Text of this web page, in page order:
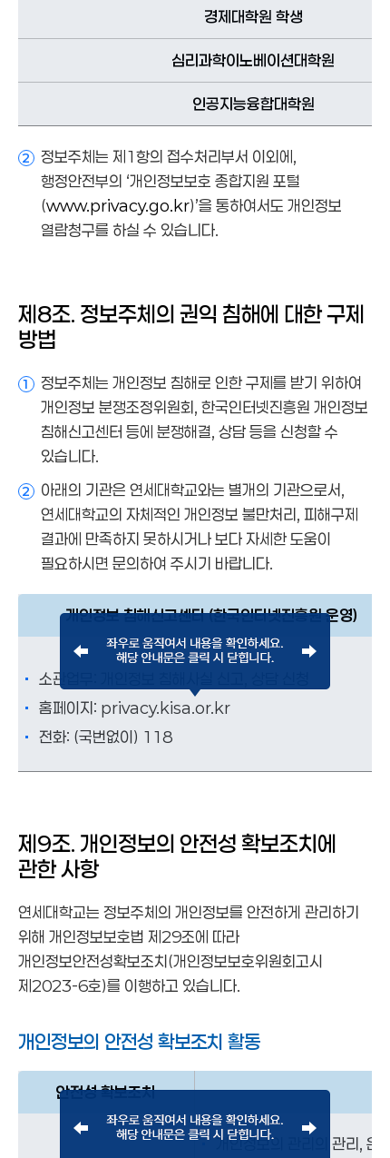
경제대학원 학생
심리과학이노베이션대학원
인공지능융합대학원
2
정보주체는 제1항의 접수처리부서 이외에,
행정안전부의 ‘개인정보보호 종합지원 포털
(www.privacy.go.kr)’을 통하여서도 개인정보
열람청구를 하실 수 있습니다.
제8조. 정보주체의 권익 침해에 대한 구제
방법
1
정보주체는 개인정보 침해로 인한 구제를 받기 위하여
개인정보 분쟁조정위원회, 한국인터넷진흥원 개인정보
침해신고센터 등에 분쟁해결, 상담 등을 신청할 수
있습니다.
2
아래의 기관은 연세대학교와는 별개의 기관으로서,
연세대학교의 자체적인 개인정보 불만처리, 피해구제
결과에 만족하지 못하시거나 보다 자세한 도움이
필요하시면 문의하여 주시기 바랍니다.
개인정보 침해신고센터 (한국인터넷진흥원 운영)
소관업무: 개인정보 침해사실 신고, 상담 신청
홈페이지: privacy.kisa.or.kr
전화: (국번없이) 118
제9조. 개인정보의 안전성 확보조치에
관한 사항
연세대학교는 정보주체의 개인정보를 안전하게 관리하기
위해 개인정보보호법 제29조에 따라
개인정보안전성확보조치(개인정보보호위원회고시
제2023-6호)를 이행하고 있습니다.
개인정보의 안전성 확보조치 활동
안전성 확보조치
개인정보의 관리의 관리,